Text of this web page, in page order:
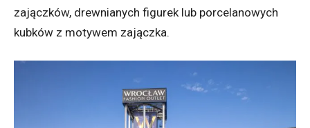
zajączków, drewnianych figurek lub porcelanowych
kubków z motywem zajączka.